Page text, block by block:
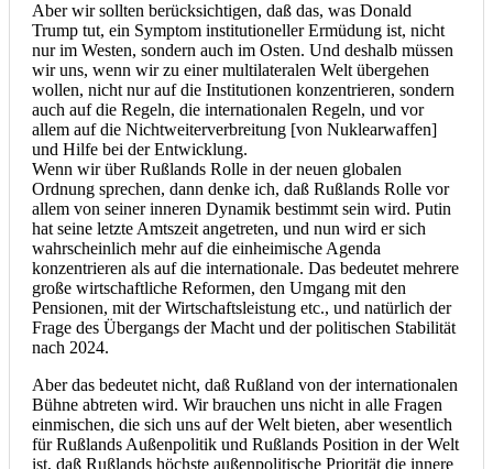
Aber wir sollten berücksichtigen, daß das, was Donald
Trump tut, ein Symptom institutioneller Ermüdung ist, nicht
nur im Westen, sondern auch im Osten. Und deshalb müssen
wir uns, wenn wir zu einer multilateralen Welt übergehen
wollen, nicht nur auf die Institutionen konzentrieren, sondern
auch auf die Regeln, die internationalen Regeln, und vor
allem auf die Nichtweiterverbreitung [von Nuklearwaffen]
und Hilfe bei der Entwicklung.
Wenn wir über Rußlands Rolle in der neuen globalen
Ordnung sprechen, dann denke ich, daß Rußlands Rolle vor
allem von seiner inneren Dynamik bestimmt sein wird. Putin
hat seine letzte Amtszeit angetreten, und nun wird er sich
wahrscheinlich mehr auf die einheimische Agenda
konzentrieren als auf die internationale. Das bedeutet mehrere
große wirtschaftliche Reformen, den Umgang mit den
Pensionen, mit der Wirtschaftsleistung etc., und natürlich der
Frage des Übergangs der Macht und der politischen Stabilität
nach 2024.
Aber das bedeutet nicht, daß Rußland von der internationalen
Bühne abtreten wird. Wir brauchen uns nicht in alle Fragen
einmischen, die sich uns auf der Welt bieten, aber wesentlich
für Rußlands Außenpolitik und Rußlands Position in der Welt
ist, daß Rußlands höchste außenpolitische Priorität die innere